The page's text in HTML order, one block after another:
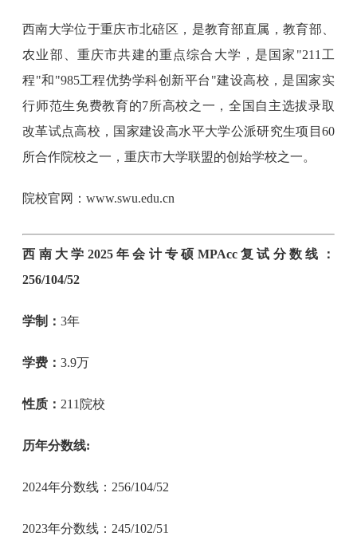
西南大学位于重庆市北碚区，是教育部直属，教育部、
农业部、重庆市共建的重点综合大学，是国家"211工
程"和"985工程优势学科创新平台"建设高校，是国家实
行师范生免费教育的7所高校之一，全国自主选拔录取
改革试点高校，国家建设高水平大学公派研究生项目60
所合作院校之一，重庆市大学联盟的创始学校之一。
院校官网：www.swu.edu.cn
西南大学2025年会计专硕MPAcc复试分数线：
256/104/52
学制：3年
学费：3.9万
性质： 211院校
历年分数线:
2024年分数线：256/104/52
2023年分数线：245/102/51